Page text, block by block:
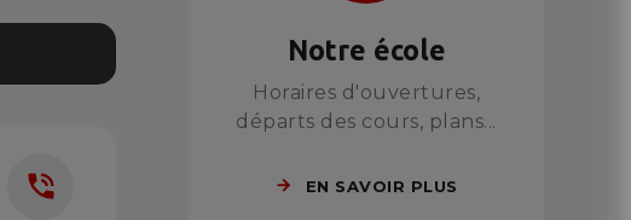
phone_in_talk
Notre école
Horaires d'ouvertures,
départs des cours, plans...
EN SAVOIR PLUS